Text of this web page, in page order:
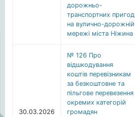
дорожньо-
транспортних пригод
на вулично-дорожній
мережі міста Ніжина
30.03.2026
№ 126 Про
відшкодування
коштів перевізникам
за безкоштовне та
пільгове перевезення
окремих категорій
громадян